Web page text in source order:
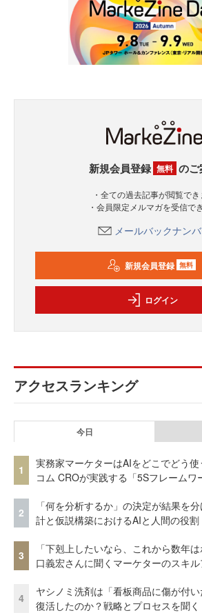
新規会員登録 無料 のご
・全ての過去記事が閲覧で
・会員限定メルマガを受信で
メールバックナン
新規会員登録 無料
ログイン
アクセスランキング
今日
1
実務家マーケターはAIをどこでどう
コム CROが実践する「5Sフレームワ
2
「何を分析するか」の決定が結果を
計と仮説構築におけるAIと人間の役割
3
「下剋上したいなら、これから数年
口義宏さんに聞くマーケターのスキ
4
ヤシノミ洗剤は「看板商品に傷が付
復活したのか？戦略とプロセスを聞く